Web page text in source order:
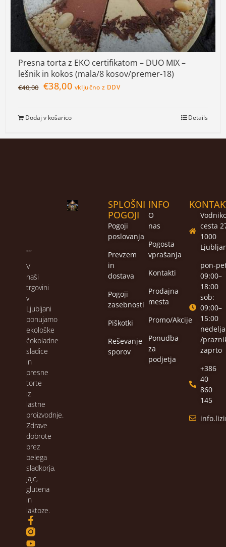
Presna torta z EKO certifikatom – DUO MIX –
lešnik in kokos (mala/8 kosov/premer-18)
€40,00 €38,00 vključno z DDV
Dodaj v košarico Details
V
naši
trgovini
v
Ljubljani
ponujamo
ekološke
čokoladne
sladice
in
presne
torte
iz
lastne
proizvodnje.
Zdrave
dobrote
brez
belega
sladkorja,
jajc,
glutena
in
laktoze.
cesta
1000
pon-
09:00–
18:00
sob:
09:00–
15:00
nedelja
/
zaprto
+386
40
860
145
INFO
O
nas
Pogosta
vprašanja
Kontakti
Prodajna
mesta
Promo/Akcije
Ponudba
za
podjetja
SPLOŠNI
POGOJI
Pogoji
poslovanja
Prevzem
in
dostava
Pogoji
zasebnosti
Piškotki
Reševanje
sporov